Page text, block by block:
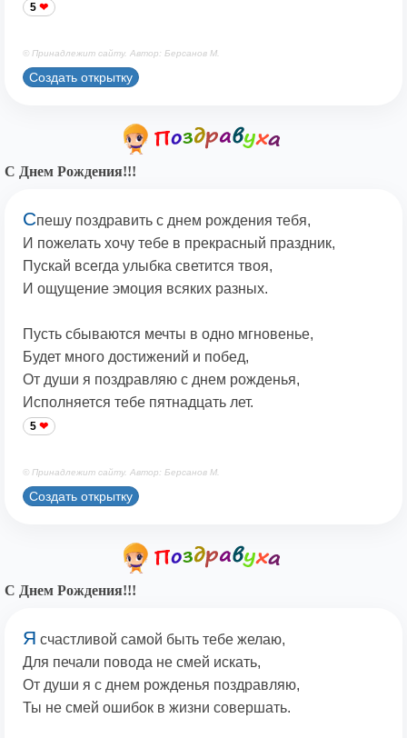
5
© Принадлежит сайту. Автор: Берсанов М.
Создать открытку
С Днем Рождения!!!
Спешу поздравить с днем рождения тебя,
И пожелать хочу тебе в прекрасный праздник,
Пускай всегда улыбка светится твоя,
И ощущение эмоция всяких разных.
Пусть сбываются мечты в одно мгновенье,
Будет много достижений и побед,
От души я поздравляю с днем рожденья,
Исполняется тебе пятнадцать лет.
5
© Принадлежит сайту. Автор: Берсанов М.
Создать открытку
С Днем Рождения!!!
Я счастливой самой быть тебе желаю,
Для печали повода не смей искать,
От души я с днем рожденья поздравляю,
Ты не смей ошибок в жизни совершать.